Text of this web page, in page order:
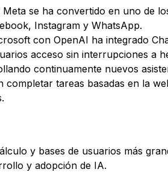
Meta se ha convertido en uno de
Instagram y WhatsApp.
con OpenAI ha integrado
acceso sin interrupciones a
continuamente nuevos
completar tareas basadas en la
y bases de usuarios más
y adopción de IA.